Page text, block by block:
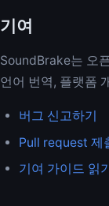
기여
SoundBrake는 오
언어 번역, 플랫폼
버그 신고하기
Pull request 제
기여 가이드 읽